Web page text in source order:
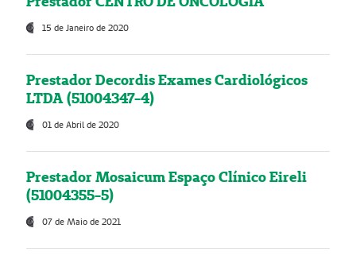
15 de Janeiro de 2020
Prestador Decordis Exames Cardiológicos
LTDA (51004347-4)
01 de Abril de 2020
Prestador Mosaicum Espaço Clínico Eireli
(51004355-5)
07 de Maio de 2021